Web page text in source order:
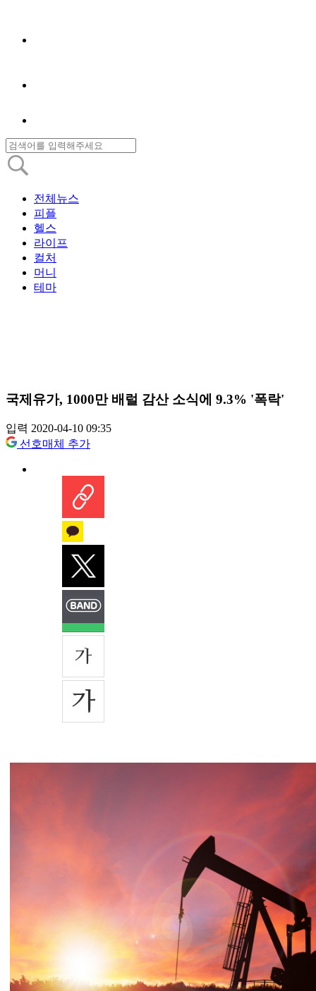
전체뉴스
피플
헬스
라이프
컬처
머니
테마
국제유가, 1000만 배럴 감산 소식에 9.3% '폭락'
입력 2020-04-10 09:35
선호매체 추가